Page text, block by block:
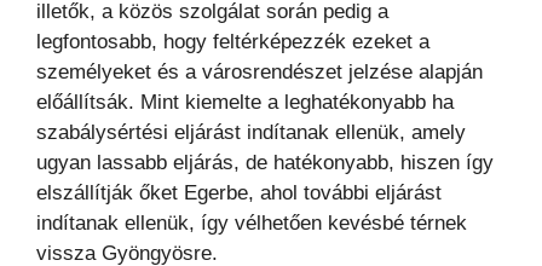
illetők, a közös szolgálat során pedig a
legfontosabb, hogy feltérképezzék ezeket a
személyeket és a városrendészet jelzése alapján
előállítsák. Mint kiemelte a leghatékonyabb ha
szabálysértési eljárást indítanak ellenük, amely
ugyan lassabb eljárás, de hatékonyabb, hiszen így
elszállítják őket Egerbe, ahol további eljárást
indítanak ellenük, így vélhetően kevésbé térnek
vissza Gyöngyösre.